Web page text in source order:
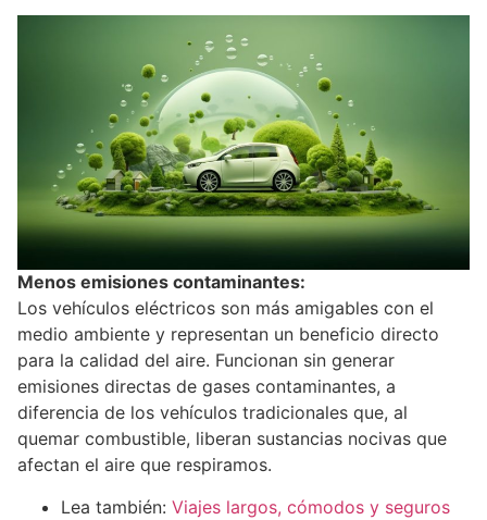
Menos emisiones contaminantes:
Los vehículos eléctricos son más amigables con el
medio ambiente y representan un beneficio directo
para la calidad del aire. Funcionan sin generar
emisiones directas de gases contaminantes, a
diferencia de los vehículos tradicionales que, al
quemar combustible, liberan sustancias nocivas que
afectan el aire que respiramos.
Lea también: Viajes largos, cómodos y seguros